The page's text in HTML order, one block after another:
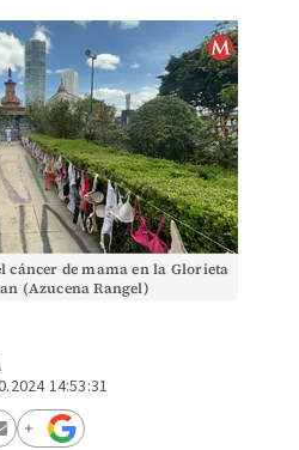
cáncer de mama en la Glorieta
(Azucena Rangel)
14:53:31